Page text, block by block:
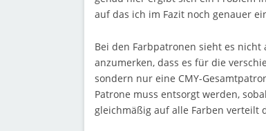
auf das ich im Fazit noch genauer
Bei den Farbpatronen sieht es
anzumerken, dass es für die
sondern nur eine CMY-
Patrone muss entsorgt werden,
gleichmäßig auf alle Farben